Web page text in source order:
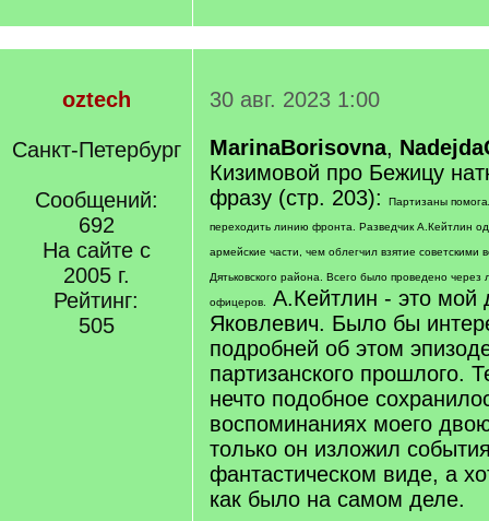
oztech
Санкт-Петербург
Сообщений:
692
На сайте с
2005 г.
Рейтинг:
505
30 авг. 2023 1:00
MarinaBorisovna,
Кизимовой про Бежицу
фразу (стр. 203):
Партизаны
переходить линию фронта. Разведчик А.Кейтлин
армейские части, чем облегчил взятие советскими
Дятьковского района. Всего было проведено
офицеров.
А.Кейтлин - это мой
Яковлевич. Было бы
подробней об этом
партизанского прошлого.
нечто подобное
воспоминаниях моего
только он изложил
фантастическом виде, а
как было на самом деле.